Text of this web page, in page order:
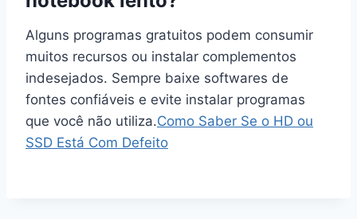
Alguns programas gratuitos podem consumir
muitos recursos ou instalar complementos
indesejados. Sempre baixe softwares de
fontes confiáveis e evite instalar programas
que você não utiliza.Como Saber Se o HD ou
SSD Está Com Defeito